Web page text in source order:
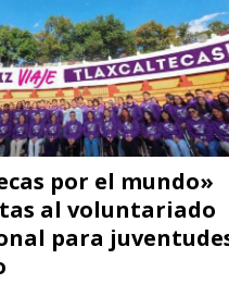
por el mundo»
al voluntariado
para